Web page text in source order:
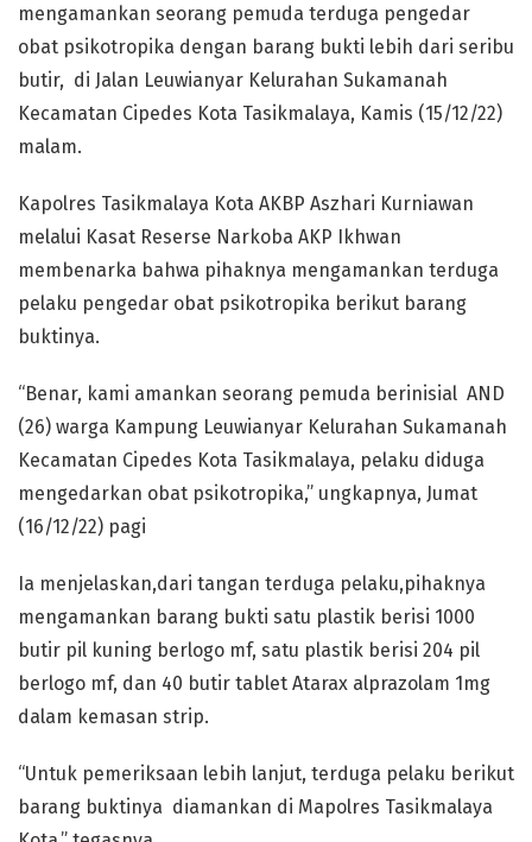
mengamankan seorang pemuda terduga pengedar
obat psikotropika dengan barang bukti lebih dari seribu
butir, di Jalan Leuwianyar Kelurahan Sukamanah
Kecamatan Cipedes Kota Tasikmalaya, Kamis (15/12/22)
malam.
Kapolres Tasikmalaya Kota AKBP Aszhari Kurniawan
melalui Kasat Reserse Narkoba AKP Ikhwan
membenarka bahwa pihaknya mengamankan terduga
pelaku pengedar obat psikotropika berikut barang
buktinya.
“Benar, kami amankan seorang pemuda berinisial AND
(26) warga Kampung Leuwianyar Kelurahan Sukamanah
Kecamatan Cipedes Kota Tasikmalaya, pelaku diduga
mengedarkan obat psikotropika,” ungkapnya, Jumat
(16/12/22) pagi
Ia menjelaskan,dari tangan terduga pelaku,pihaknya
mengamankan barang bukti satu plastik berisi 1000
butir pil kuning berlogo mf, satu plastik berisi 204 pil
berlogo mf, dan 40 butir tablet Atarax alprazolam 1mg
dalam kemasan strip.
“Untuk pemeriksaan lebih lanjut, terduga pelaku berikut
barang buktinya diamankan di Mapolres Tasikmalaya